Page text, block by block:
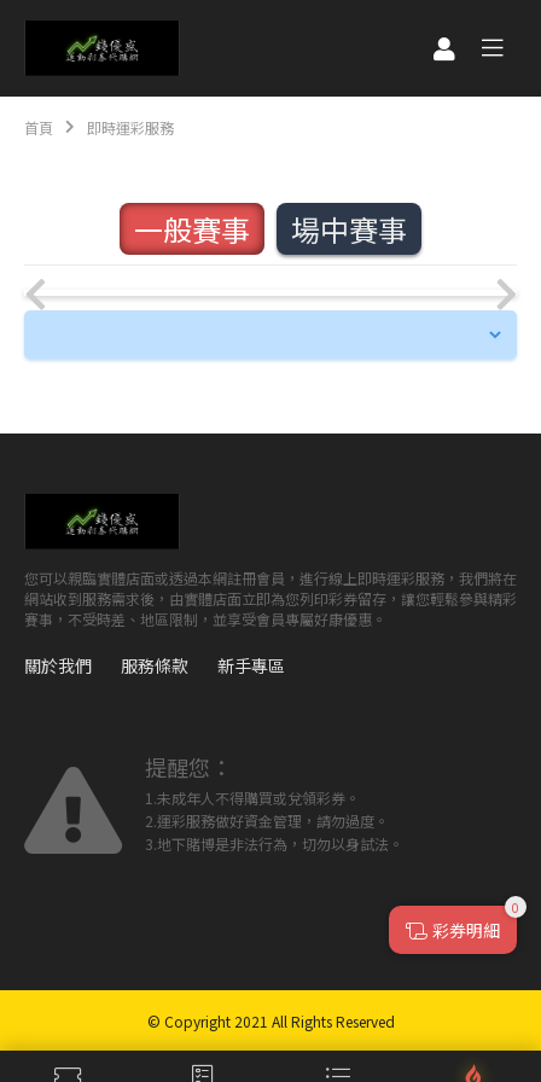
首頁 即時運彩服務
彩券明細
0
一般賽事 場中賽事
您可以親臨實體店面或透過本網註冊會員，進行線上即時運彩服務，我們將在
網站收到服務需求後，由實體店面立即為您列印彩券留存，讓您輕鬆參與精彩
賽事，不受時差、地區限制，並享受會員專屬好康優惠。
關於我們 服務條款 新手專區
提醒您：
1.未成年人不得購買或兌領彩券。
2.運彩服務做好資金管理，請勿過度。
3.地下賭博是非法行為，切勿以身試法。
© Copyright 2021 All Rights Reserved